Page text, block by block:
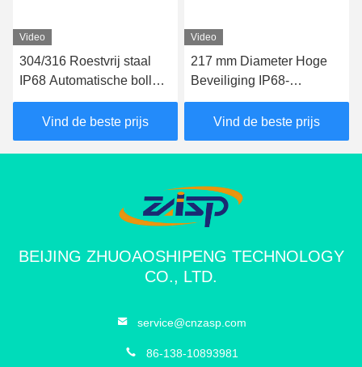
Video
304/316 Roestvrij staal
IP68 Automatische bollard
met een hoogte van 600-
1000 mm voor
hydraulische beveiliging
Vind de beste prijs
Video
217 mm Diameter Hoge
Beveiliging IP68-
gecertificeerde
Automatische Palen voor
Opritten en
Parkeerplaatsen
Vind de beste prijs
BEIJING ZHUOAOSHIPENG TECHNOLOGY
CO., LTD.
service@cnzasp.com
86-138-10893981